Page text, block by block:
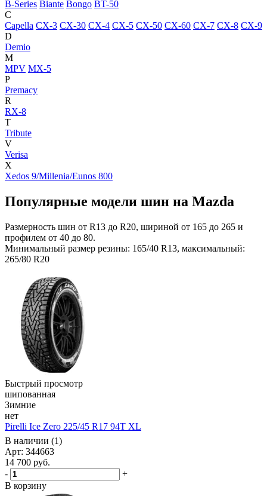
B-Series Biante Bongo BT-50
C
Capella CX-3 CX-30 CX-4 CX-5 CX-50 CX-60 CX-7 CX-8 CX-9
D
Demio
M
MPV MX-5
P
Premacy
R
RX-8
T
Tribute
V
Verisa
X
Xedos 9/Millenia/Eunos 800
Популярные модели шин на Mazda
Размерность шин от R13 до R20, шириной от 165 до 265 и
профилем от 40 до 80.
Минимальный размер резины: 165/40 R13, максимальный:
265/80 R20
Быстрый просмотр
шипованная
Зимние
нет
Pirelli Ice Zero 225/45 R17 94T XL
В наличии (1)
Арт: 344663
14 700 руб.
-
+
В корзину